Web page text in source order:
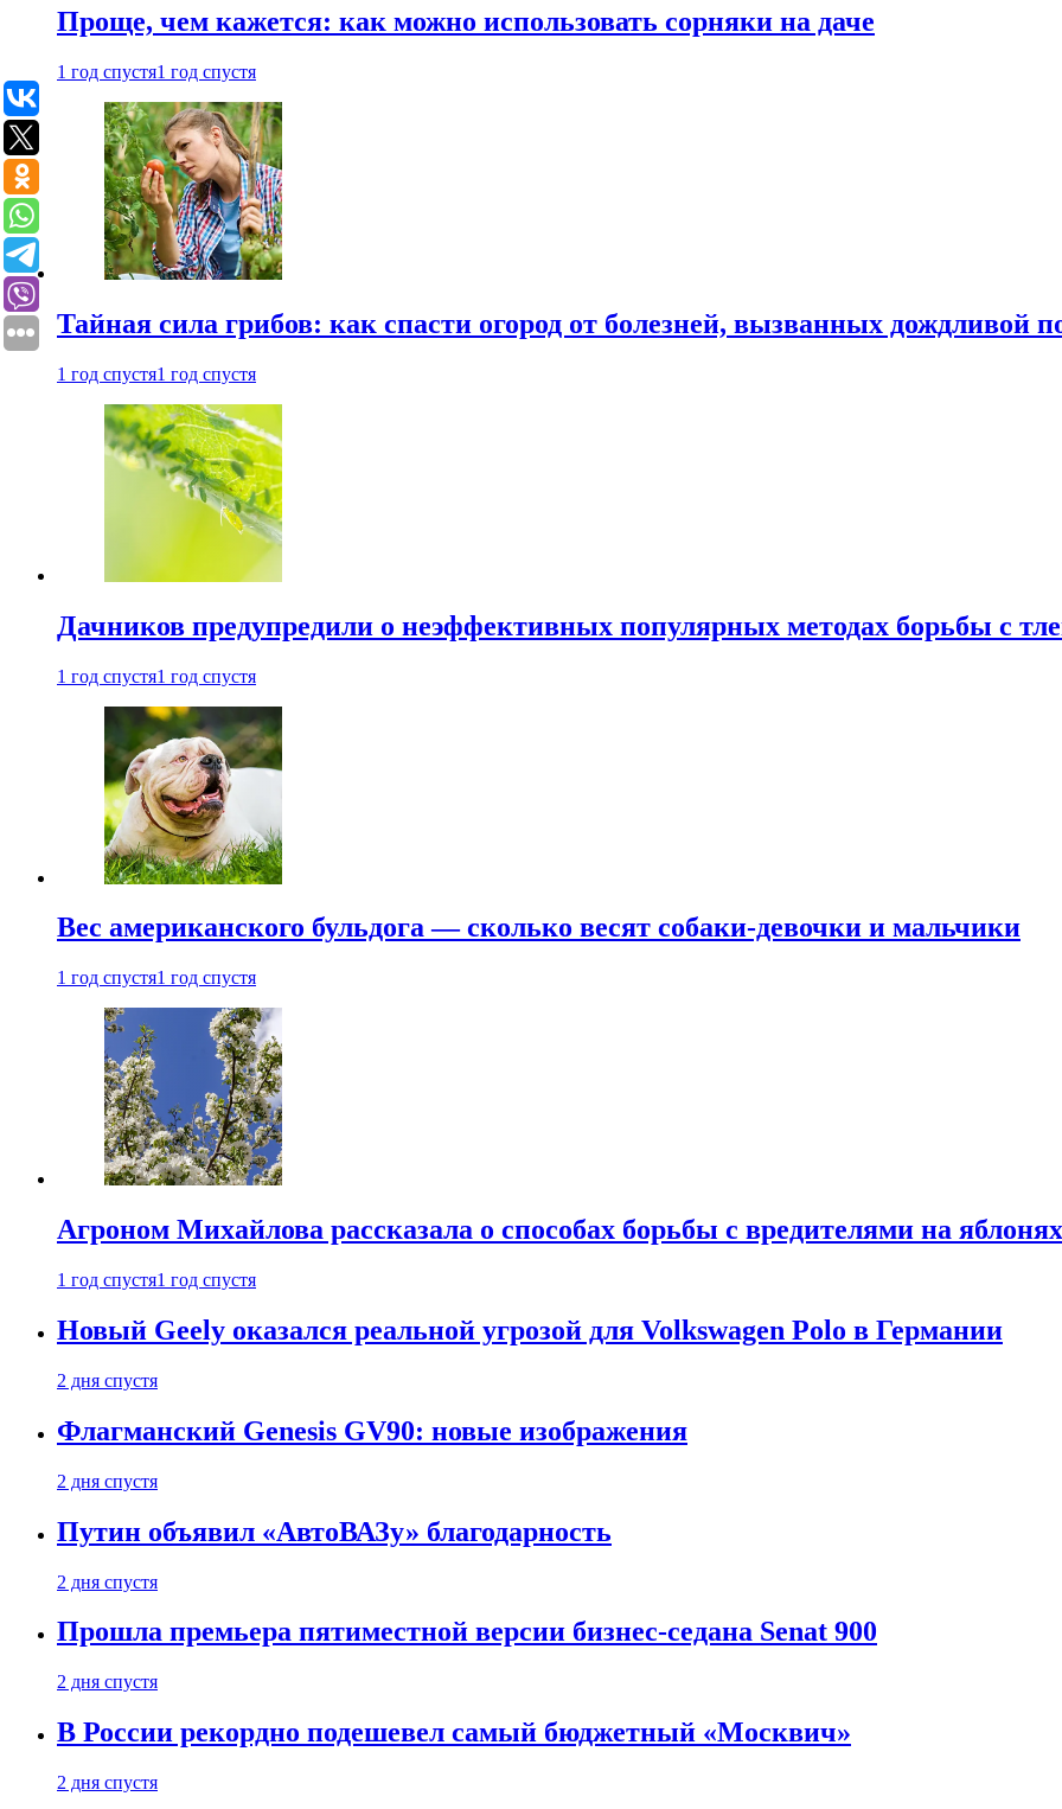
Проще, чем кажется: как можно использовать сорняки на даче
1 год спустя1 год спустя
Тайная сила грибов: как спасти огород от болезней, вызванных дождливой
1 год спустя1 год спустя
Дачников предупредили о неэффективных популярных методах борьбы с
1 год спустя1 год спустя
Вес американского бульдога — сколько весят собаки-девочки и мальчики
1 год спустя1 год спустя
Агроном Михайлова рассказала о способах борьбы с вредителями на яблонях
1 год спустя1 год спустя
Новый Geely оказался реальной угрозой для Volkswagen Polo в Германии
2 дня спустя
Флагманский Genesis GV90: новые изображения
2 дня спустя
Путин объявил «АвтоВАЗу» благодарность
2 дня спустя
Прошла премьера пятиместной версии бизнес-седана Senat 900
2 дня спустя
В России рекордно подешевел самый бюджетный «Москвич»
2 дня спустя